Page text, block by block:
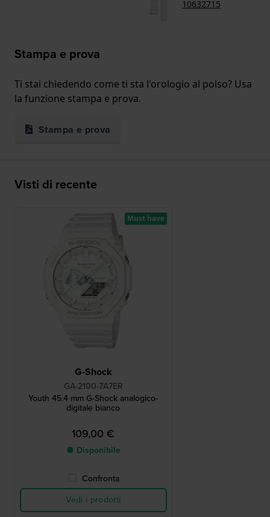
10632715
Stampa e prova
Ti stai chiedendo come ti sta l'orologio al polso? Usa
la funzione stampa e prova.
Stampa e prova
Visti di recente
G-Shock
GA-2100-7A7ER
Youth 45.4 mm G-Shock analogico-
digitale bianco
109,00 €
● Disponibile
Confronta
Vedi i prodotti
Must have